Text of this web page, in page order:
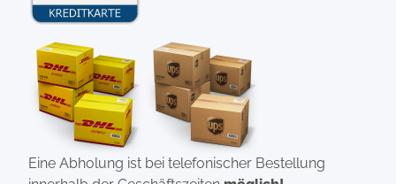
Eine Abholung ist bei telefonischer Bestellung